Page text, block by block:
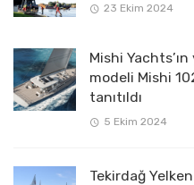
23 Ekim 2024
Mishi
modeli Mishi
tanıtıldı
5 Ekim 2024
Tekirdağ